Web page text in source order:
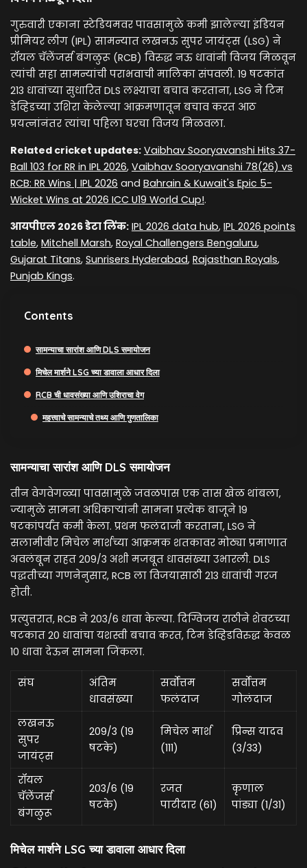
गुरुवारी एकाना स्टेडियमवर पावसामुळे कमी झालेल्या इंडियन
प्रीमियर लीग (IPL) सामन्यात लखनऊ सुपर जायंट्स (LSG) ने
रॉयल चॅलेंजर्स बंगळुरू (RCB) विरुद्ध नऊ धावांनी विजय मिळवून
त्यांची सहा सामन्यांची पराभवाची मालिका संपवली. 19 षटकांत
213 धावांच्या सुधारित DLS लक्ष्याचा बचाव करताना, LSG ने टिम
डेव्हिडच्या उशिरा केलेल्या आक्रमणातून बचाव करत आठ
प्रयत्नांनंतर त्यांचा पहिला घरचा विजय मिळवला.
Related cricket updates: Vaibhav Sooryavanshi Hits 37-
Ball 103 for RR in IPL 2026, Vaibhav Sooryavanshi 78(26) vs
RCB: RR Wins | IPL 2026 and Bahrain & Kuwait's Epic 5-
Wicket Wins at 2026 ICC U19 World Cup!.
आयपीएल 2026 डेटा लिंक: IPL 2026 data hub, IPL 2026 points
table, Mitchell Marsh, Royal Challengers Bengaluru,
Gujarat Titans, Sunrisers Hyderabad, Rajasthan Royals,
Punjab Kings.
Contents
सामन्याचा सारांश आणि DLS समायोजन
मिचेल मार्शने LSG च्या डावाला आधार दिला
RCB ची धावसंख्या आणि उशिराचा वेग
महत्त्वाचे सामन्याचे तथ्य आणि गुणतालिका
सामन्याचा सारांश आणि DLS समायोजन
तीन वेगवेगळ्या पावसामुळे जवळपास एक तास खेळ थांबला,
ज्यामुळे सामना अधिकाऱ्यांनी सामना प्रत्येक बाजूने 19
षटकांपर्यंत कमी केला. प्रथम फलंदाजी करताना, LSG ने
सलामीवीर मिचेल मार्शच्या आक्रमक शतकावर मोठ्या प्रमाणात
अवलंबून राहत 209/3 अशी मजबूत धावसंख्या उभारली. DLS
पद्धतीच्या गणनेनुसार, RCB ला विजयासाठी 213 धावांची गरज
होती.
प्रत्युत्तरात, RCB ने 203/6 धावा केल्या. दिग्विजय राठीने शेवटच्या
षटकात 20 धावांचा यशस्वी बचाव करत, टिम डेव्हिडविरुद्ध केवळ
10 धावा देऊन सामना जिंकला.
संघ
अंतिम
धावसंख्या
सर्वोत्तम
फलंदाज
सर्वोत्तम
गोलंदाज
लखनऊ
सुपर
जायंट्स
209/3 (19
षटके)
मिचेल मार्श
(111)
प्रिन्स यादव
(3/33)
रॉयल
चॅलेंजर्स
बंगळुरू
203/6 (19
षटके)
रजत
पाटीदार (61)
कृणाल
पांड्या (1/31)
मिचेल मार्शने LSG च्या डावाला आधार दिला